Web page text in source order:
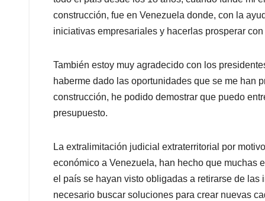
construcción, fue en Venezuela donde, con la
iniciativas empresariales y hacerlas prosperar
También estoy muy agradecido con los
haberme dado las oportunidades que se me han
construcción, he podido demostrar que puedo
presupuesto.
La extralimitación judicial extraterritorial por
económico a Venezuela, han hecho que muchas
el país se hayan visto obligadas a retirarse de
necesario buscar soluciones para crear nuevas